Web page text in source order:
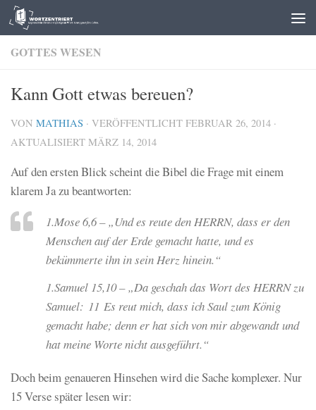
Zum Inhalt springen
GOTTES WESEN
Kann Gott etwas bereuen?
VON MATHIAS · VERÖFFENTLICHT FEBRUAR 26, 2014 ·
AKTUALISIERT MÄRZ 14, 2014
Auf den ersten Blick scheint die Bibel die Frage mit einem
klarem Ja zu beantworten:
1.Mose 6,6 – „Und es reute den HERRN, dass er den
Menschen auf der Erde gemacht hatte, und es
bekümmerte ihn in sein Herz hinein.“
1.Samuel 15,10 – „Da geschah das Wort des HERRN zu
Samuel: 11 Es reut mich, dass ich Saul zum König
gemacht habe; denn er hat sich von mir abgewandt und
hat meine Worte nicht ausgeführt.“
Doch beim genaueren Hinsehen wird die Sache komplexer. Nur
15 Verse später lesen wir: